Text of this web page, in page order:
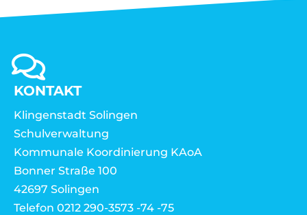
KONTAKT
Klingenstadt Solingen
Schulverwaltung
Kommunale Koordinierung KAoA
Bonner Straße 100
42697 Solingen
Telefon 0212 290-3573 -74 -75